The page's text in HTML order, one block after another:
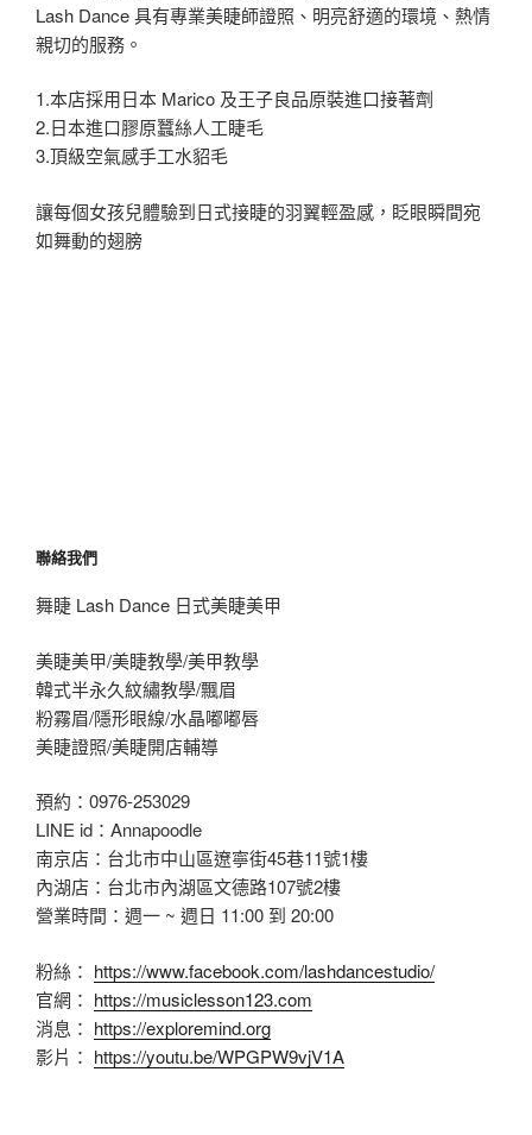
Lash Dance 具有專業美睫師證照、明亮舒適的環境、熱情
親切的服務。
1.本店採用日本 Marico 及王子良品原裝進口接著劑
2.日本進口膠原蠶絲人工睫毛
3.頂級空氣感手工水貂毛
讓每個女孩兒體驗到日式接睫的羽翼輕盈感，眨眼瞬間宛
如舞動的翅膀
聯絡我們
舞睫 Lash Dance 日式美睫美甲
美睫美甲/美睫教學/美甲教學
韓式半永久紋繡教學/飄眉
粉霧眉/隱形眼線/水晶嘟嘟唇
美睫證照/美睫開店輔導
預約：0976-253029
LINE id：Annapoodle
南京店：台北市中山區遼寧街45巷11號1樓
內湖店：台北市內湖區文德路107號2樓
營業時間：週一 ~ 週日 11:00 到 20:00
粉絲： https://www.facebook.com/lashdancestudio/
官網： https://musiclesson123.com
消息： https://exploremind.org
影片： https://youtu.be/WPGPW9vjV1A